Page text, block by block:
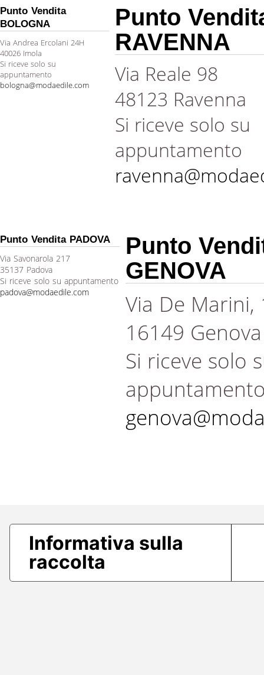
Punto Vendita
BOLOGNA
Via Andrea Ercolani 24H
40026 Imola
Si riceve solo su
appuntamento
bologna@modaedile.com
Punto
RAVENNA
Via Reale 98
48123 Ravenna
Si riceve solo su
appuntamento
Punto Vendita PADOVA
Via Savonarola 217
35137 Padova
Si riceve solo su appuntamento
padova@modaedile.com
Punto
GENOVA
Via De Marini,
16149 Genova
Si riceve solo
Informativa sulla
raccolta